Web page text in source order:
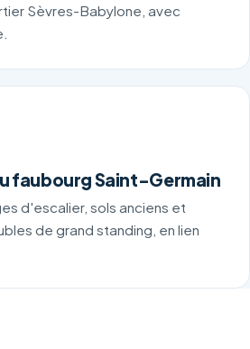
Sèvres-Babylone, avec
faubourg Saint-Germain
d'escalier, sols anciens et
de grand standing, en lien